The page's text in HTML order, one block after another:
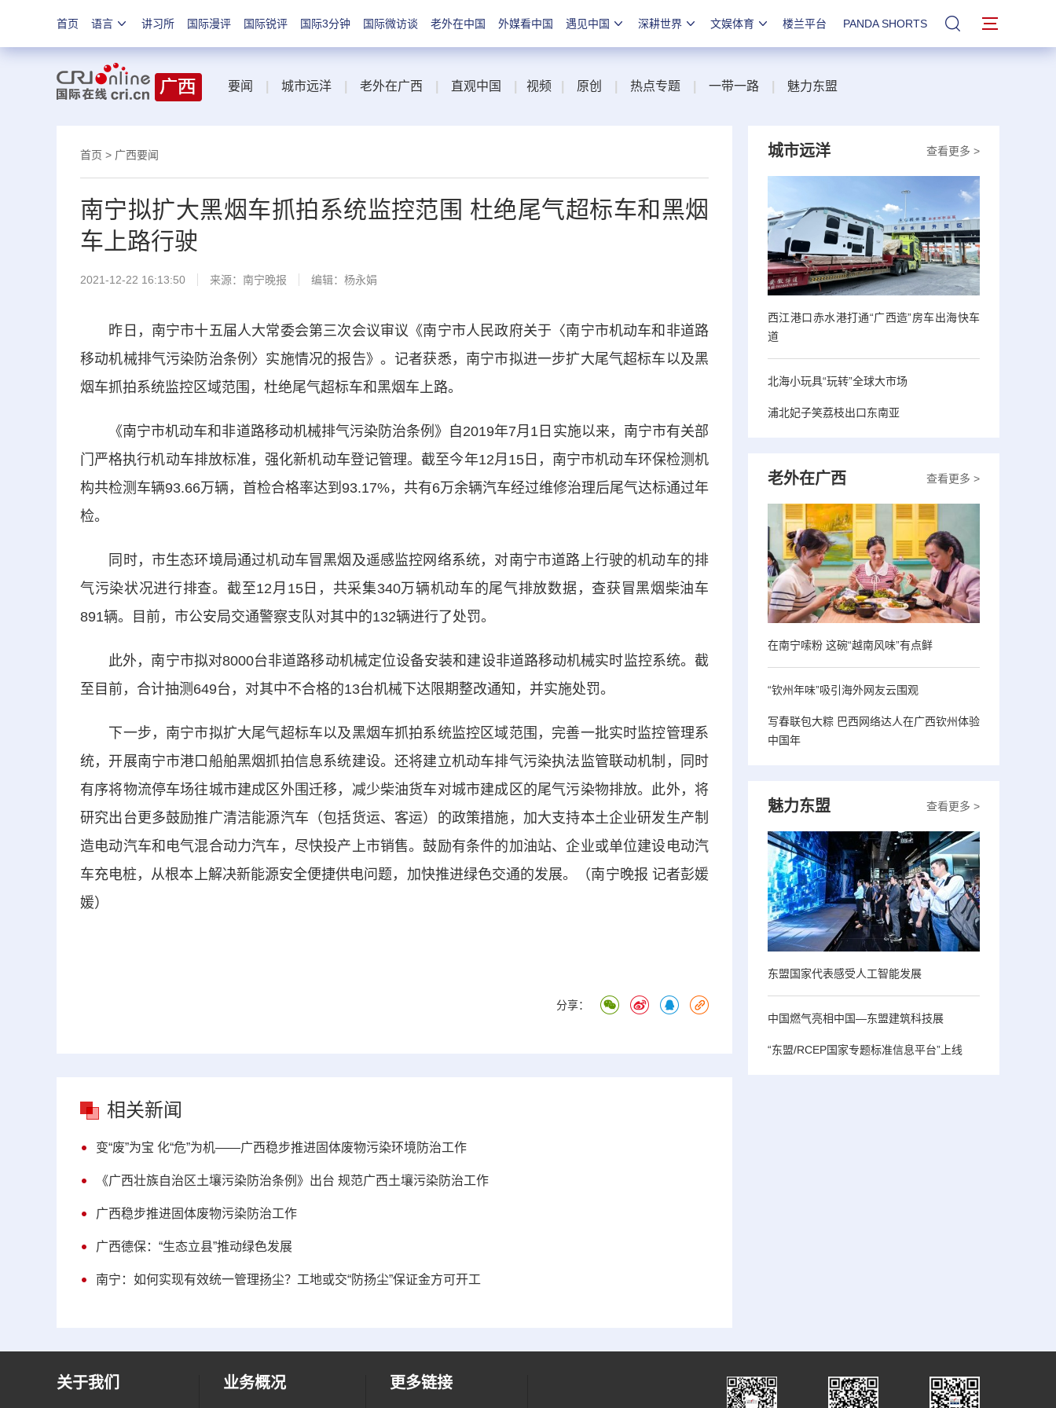
首页 语言 讲习所 国际漫评 国际锐评 国际3分钟 国际微访谈 老外在中国 外媒看中国 遇见中国 深耕世界 文娱体育 楼兰平台 PANDA SHORTS 站内搜索
要闻 城市远洋 老外在广西 直观中国 视频 原创 热点专题 一带一路 魅力东盟
首页 > 广西要闻
南宁拟扩大黑烟车抓拍系统监控范围 杜绝尾气超标车和黑烟
车上路行驶
2021-12-22 16:13:50 来源： 南宁晚报 编辑：杨永娟
昨日，南宁市十五届人大常委会第三次会议审议《南宁市人民政府关于〈南宁市机动车和非道路
移动机械排气污染防治条例〉实施情况的报告》。记者获悉，南宁市拟进一步扩大尾气超标车以及黑
烟车抓拍系统监控区域范围，杜绝尾气超标车和黑烟车上路。
《南宁市机动车和非道路移动机械排气污染防治条例》自2019年7月1日实施以来，南宁市有关部
门严格执行机动车排放标准，强化新机动车登记管理。截至今年12月15日，南宁市机动车环保检测机
构共检测车辆93.66万辆，首检合格率达到93.17%，共有6万余辆汽车经过维修治理后尾气达标通过年
检。
同时，市生态环境局通过机动车冒黑烟及遥感监控网络系统，对南宁市道路上行驶的机动车的排
气污染状况进行排查。截至12月15日，共采集340万辆机动车的尾气排放数据，查获冒黑烟柴油车
891辆。目前，市公安局交通警察支队对其中的132辆进行了处罚。
此外，南宁市拟对8000台非道路移动机械定位设备安装和建设非道路移动机械实时监控系统。截
至目前，合计抽测649台，对其中不合格的13台机械下达限期整改通知，并实施处罚。
下一步，南宁市拟扩大尾气超标车以及黑烟车抓拍系统监控区域范围，完善一批实时监控管理系
统，开展南宁市港口船舶黑烟抓拍信息系统建设。还将建立机动车排气污染执法监管联动机制，同时
有序将物流停车场往城市建成区外围迁移，减少柴油货车对城市建成区的尾气污染物排放。此外，将
研究出台更多鼓励推广清洁能源汽车（包括货运、客运）的政策措施，加大支持本土企业研发生产制
造电动汽车和电气混合动力汽车，尽快投产上市销售。鼓励有条件的加油站、企业或单位建设电动汽
车充电桩，从根本上解决新能源安全便捷供电问题，加快推进绿色交通的发展。（南宁晚报 记者彭媛
媛）
分享：
相关新闻
变“废”为宝 化“危”为机——广西稳步推进固体废物污染环境防治工作
《广西壮族自治区土壤污染防治条例》出台 规范广西土壤污染防治工作
广西稳步推进固体废物污染防治工作
广西德保：“生态立县”推动绿色发展
南宁：如何实现有效统一管理扬尘？工地或交“防扬尘”保证金方可开工
查看更多 >
城市远洋
西江港口赤水港打通“广西造”房车出海快车
道
北海小玩具“玩转”全球大市场
浦北妃子笑荔枝出口东南亚
查看更多 >
老外在广西
在南宁嗦粉 这碗“越南风味”有点鲜
“钦州年味”吸引海外网友云围观
写春联包大粽 巴西网络达人在广西钦州体验
中国年
查看更多 >
魅力东盟
东盟国家代表感受人工智能发展
中国燃气亮相中国—东盟建筑科技展
“东盟/RCEP国家专题标准信息平台”上线
关于我们 业务概况 更多链接